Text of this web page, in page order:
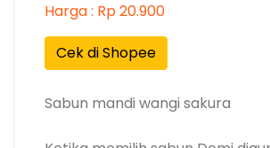
Harga : Rp 20.900
Cek di Shopee
Sabun mandi wangi sakura